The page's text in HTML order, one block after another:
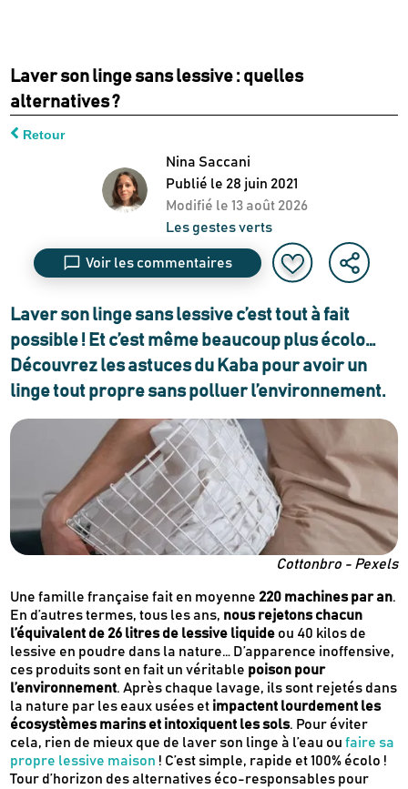
Laver son linge sans lessive : quelles
alternatives ?
Retour
Nina Saccani
Publié le 28 juin 2021
Modifié le 13 août 2026
Les gestes verts
Voir les commentaires
Laver son linge sans lessive c’est tout à fait
possible ! Et c’est même beaucoup plus écolo…
Découvrez les astuces du Kaba pour avoir un
linge tout propre sans polluer l’environnement.
Cottonbro - Pexels
Une famille française fait en moyenne 220 machines par an.
En d’autres termes, tous les ans, nous rejetons chacun
l’équivalent de 26 litres de lessive liquide ou 40 kilos de
lessive en poudre dans la nature… D’apparence inoffensive,
ces produits sont en fait un véritable poison pour
l’environnement. Après chaque lavage, ils sont rejetés dans
la nature par les eaux usées et impactent lourdement les
écosystèmes marins et intoxiquent les sols. Pour éviter
cela, rien de mieux que de laver son linge à l’eau oufaire sa
propre lessive maison ! C’est simple, rapide et 100% écolo !
Tour d’horizon des alternatives éco-responsables pour